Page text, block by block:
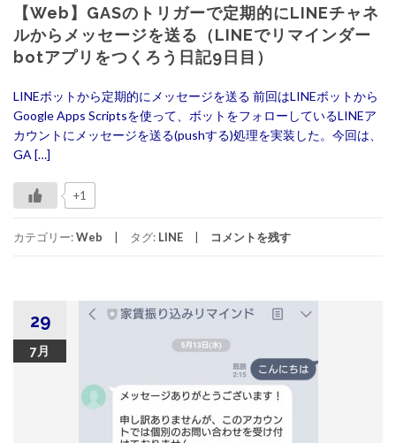
【Web】GASのトリガーで定期的にLINEチャネ
ルからメッセージを送る（LINEでリマインダー
botアプリをつくろう日記9日目）
LINEボットから定期的にメッセージを送る 前回はLINEボットから
Google Apps Scriptsを使って、ボットをフォローしているLINEア
カウントにメッセージを送る(pushする)処理を実装した。今回は、
GA […]
+1
カテゴリー:Web タグ: LINE コメントを残す
29
7月